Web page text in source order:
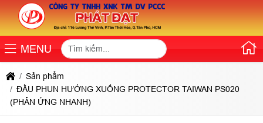
MENU
Sản phẩm
ĐẦU PHUN HƯỚNG XUỐNG PROTECTOR TAIWAN PS020
(PHẢN ỨNG NHANH)